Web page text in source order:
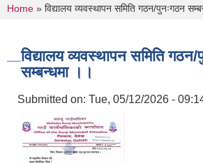
You are here
Home » विद्यालय व्यवस्थापन समिति गठन/पुनःगठन
विद्यालय व्यवस्थापन समिति
सम्बन्धमा ।।
Submitted on: Tue, 05/12/2026 -